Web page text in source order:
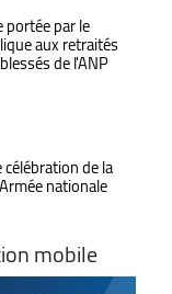
par le
aux retraités
de l'ANP
de la
nationale
mobile